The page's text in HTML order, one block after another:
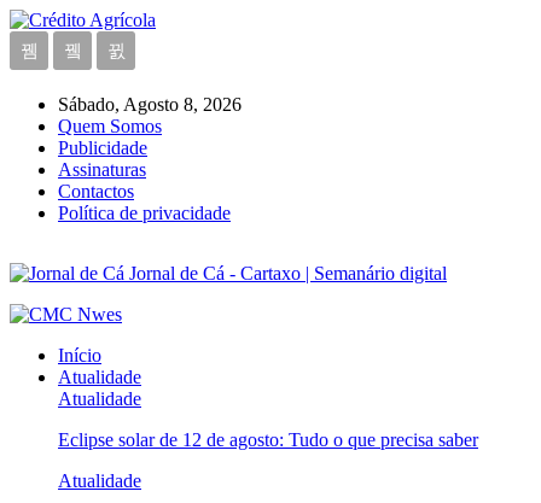
Sábado, Agosto 8, 2026
Quem Somos
Publicidade
Assinaturas
Contactos
Política de privacidade
Jornal de Cá - Cartaxo | Semanário digital
Início
Atualidade
Atualidade
Eclipse solar de 12 de agosto: Tudo o que precisa saber
Atualidade